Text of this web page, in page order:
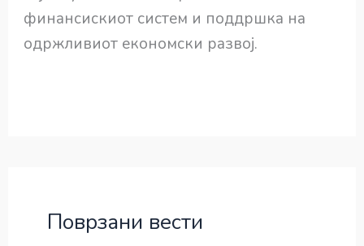
финансискиот систем и поддршка на
одржливиот економски развој.
Поврзани вести